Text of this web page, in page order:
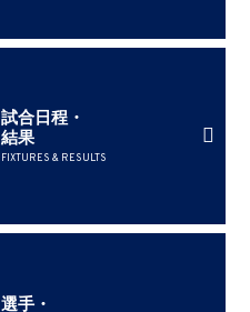
試合日程・
結果
FIXTURES & RESULTS
選手・